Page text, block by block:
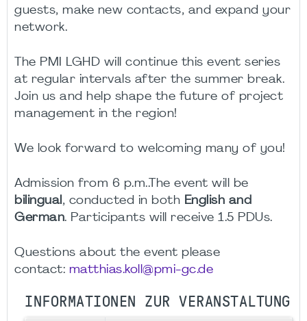
guests, make new contacts, and expand your
network.
The PMI LGHD will continue this event series
at regular intervals after the summer break.
Join us and help shape the future of project
management in the region!
We look forward to welcoming many of you!
Admission from 6 p.m..The event will be
bilingual , conducted in both English and
German. Participants will receive 1.5 PDUs.
Questions about the event please
contact: matthias.koll@pmi-gc.de
INFORMATIONEN ZUR VERANSTALTUNG